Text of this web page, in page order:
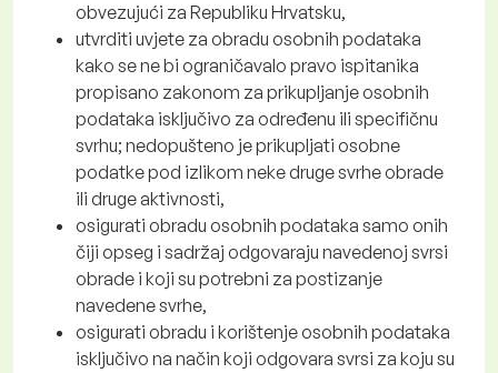
obvezujući za Republiku Hrvatsku,
utvrditi uvjete za obradu osobnih podataka
kako se ne bi ograničavalo pravo ispitanika
propisano zakonom za prikupljanje osobnih
podataka isključivo za određenu ili specifičnu
svrhu; nedopušteno je prikupljati osobne
podatke pod izlikom neke druge svrhe obrade
ili druge aktivnosti,
osigurati obradu osobnih podataka samo onih
čiji opseg i sadržaj odgovaraju navedenoj svrsi
obrade i koji su potrebni za postizanje
navedene svrhe,
osigurati obradu i korištenje osobnih podataka
isključivo na način koji odgovara svrsi za koju su